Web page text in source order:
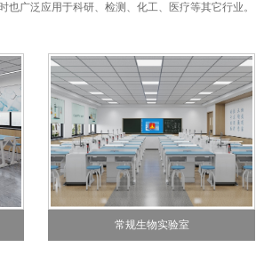
广泛应用于科研、检测、化工、医疗等其它行业。
常规生物实验室